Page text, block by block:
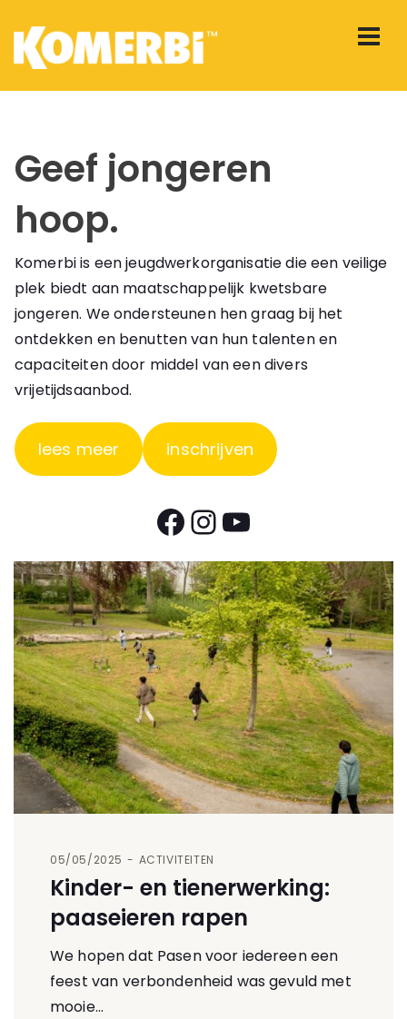
Geef jongeren
hoop.
Komerbi is een jeugdwerkorganisatie die een veilige
plek biedt aan maatschappelijk kwetsbare
jongeren. We ondersteunen hen graag bij het
ontdekken en benutten van hun talenten en
capaciteiten door middel van een divers
vrijetijdsaanbod.
lees meer inschrijven
05/05/2025 ACTIVITEITEN
Kinder- en tienerwerking:
paaseieren rapen
We hopen dat Pasen voor iedereen een
feest van verbondenheid was gevuld met
mooie…